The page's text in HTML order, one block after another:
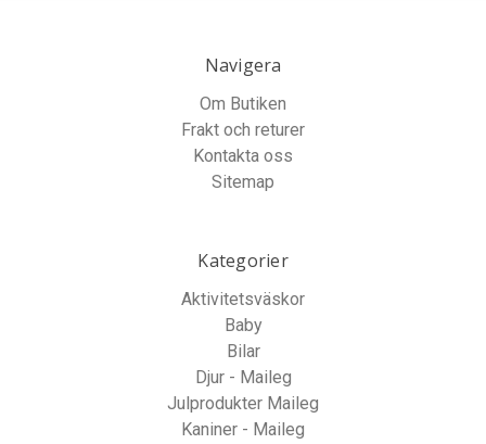
Navigera
Om Butiken
Frakt och returer
Kontakta oss
Sitemap
Kategorier
Aktivitetsväskor
Baby
Bilar
Djur - Maileg
Julprodukter Maileg
Kaniner - Maileg